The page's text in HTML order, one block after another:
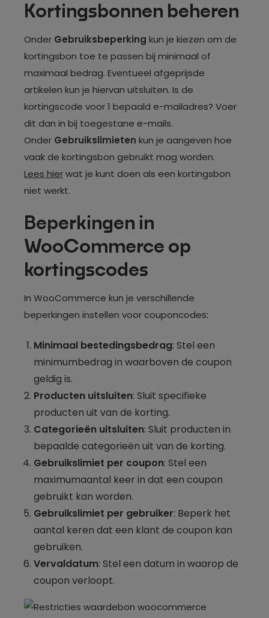
Kortingsbonnen beheren
Onder Gebruiksbeperking kun je kiezen om de
kortingsbon toe te passen bij minimaal of
maximaal bedrag. Eventueel afgeprijsde
artikelen kun je hiervan uitsluiten. Is de
kortingscode voor 1 bepaald e-mailadres? Voer
dit dan in bij toegestane e-mails.
Onder Gebruikslimieten kun je aangeven hoe
vaak de kortingsbon gebruikt mag worden.
Lees hierwat je kunt doen als een kortingsbon
niet werkt.
Beperkingen in
WooCommerce op
kortingscodes
In WooCommerce kun je verschillende
beperkingen instellen voor couponcodes:
Minimaal bestedingsbedrag: Stel een
minimumbedrag in waarboven de coupon
geldig is.
Producten uitsluiten: Sluit specifieke
producten uit van de korting.
Categorieën uitsluiten: Sluit producten in
bepaalde categorieën uit van de korting.
Gebruikslimiet per coupon: Stel een
maximumaantal keer in dat een coupon
gebruikt kan worden.
Gebruikslimiet per gebruiker: Beperk het
aantal keren dat een klant de coupon kan
gebruiken.
Vervaldatum: Stel een datum in waarop de
coupon verloopt.